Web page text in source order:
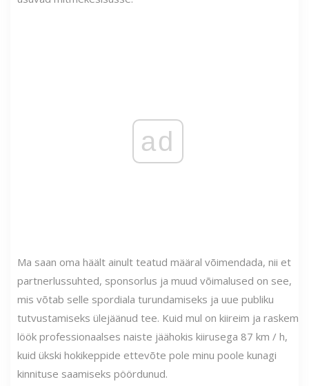
ad
Ma saan oma häält ainult teatud määral võimendada, nii et
partnerlussuhted, sponsorlus ja muud võimalused on see,
mis võtab selle spordiala turundamiseks ja uue publiku
tutvustamiseks ülejäänud tee. Kuid mul on kiireim ja raskem
löök professionaalses naiste jäähokis kiirusega 87 km / h,
kuid ükski hokikeppide ettevõte pole minu poole kunagi
kinnituse saamiseks pöördunud.